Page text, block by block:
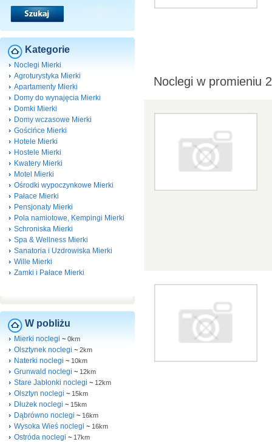
Kategorie
Noclegi Mierki
Agroturystyka Mierki
Apartamenty Mierki
Domy do wynajęcia Mierki
Domki Mierki
Domy wczasowe Mierki
Gościńce Mierki
Hotele Mierki
Hostele Mierki
Kwatery Mierki
Motel Mierki
Ośrodki wypoczynkowe Mierki
Pałace Mierki
Pensjonaty Mierki
Pola namiotowe, Kempingi Mierki
Schroniska Mierki
Spa & Wellness Mierki
Sanatoria i Uzdrowiska Mierki
Wille Mierki
Zamki i Pałace Mierki
W pobliżu
Mierki noclegi ~ 0km
Olsztynek noclegi ~ 2km
Naterki noclegi ~ 10km
Grunwald noclegi ~ 12km
Stare Jabłonki noclegi ~ 12km
Olsztyn noclegi ~ 15km
Dłużek noclegi ~ 15km
Dąbrówno noclegi ~ 16km
Wysoka Wieś noclegi ~ 16km
Ostróda noclegi ~ 17km
Noclegi w promieniu